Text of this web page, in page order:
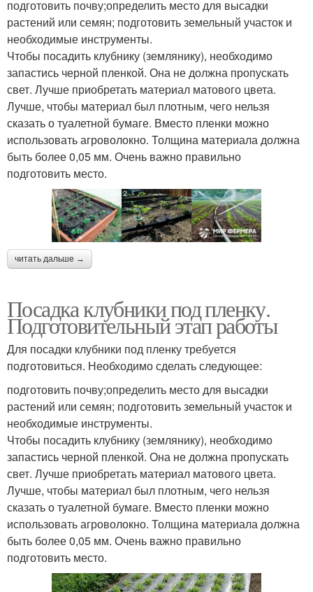
подготовить почву;определить место для высадки
растений или семян; подготовить земельный участок и
необходимые инструменты.
Чтобы посадить клубнику (землянику), необходимо
запастись черной пленкой. Она не должна пропускать
свет. Лучше приобретать материал матового цвета.
Лучше, чтобы материал был плотным, чего нельзя
сказать о туалетной бумаге. Вместо пленки можно
использовать агроволокно. Толщина материала должна
быть более 0,05 мм. Очень важно правильно
подготовить место.
читать дальше →
Посадка клубники под пленку.
Подготовительный этап работы
Для посадки клубники под пленку требуется
подготовиться. Необходимо сделать следующее:
подготовить почву;определить место для высадки
растений или семян; подготовить земельный участок и
необходимые инструменты.
Чтобы посадить клубнику (землянику), необходимо
запастись черной пленкой. Она не должна пропускать
свет. Лучше приобретать материал матового цвета.
Лучше, чтобы материал был плотным, чего нельзя
сказать о туалетной бумаге. Вместо пленки можно
использовать агроволокно. Толщина материала должна
быть более 0,05 мм. Очень важно правильно
подготовить место.